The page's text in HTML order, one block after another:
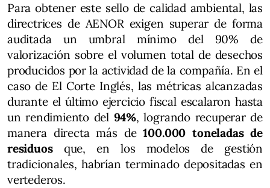
Para obtener este sello de calidad ambiental, las
directrices de AENOR exigen superar de forma
auditada un umbral mínimo del 90% de
valorización sobre el volumen total de desechos
producidos por la actividad de la compañía. En el
caso de El Corte Inglés, las métricas alcanzadas
durante el último ejercicio fiscal escalaron hasta
un rendimiento del 94%, logrando recuperar de
manera directa más de100.000 toneladas de
residuosque, en los modelos de gestión
tradicionales, habrían terminado depositadas en
vertederos.